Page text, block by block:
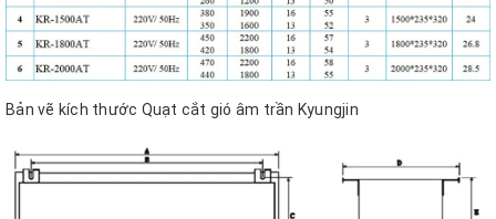
Bản vẽ kích thước Quạt cắt gió âm trần Kyungjin